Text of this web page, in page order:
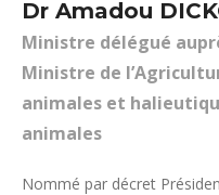
Dr Amadou
Ministre délégué
Ministre de
animales et
animales
Nommé par décret